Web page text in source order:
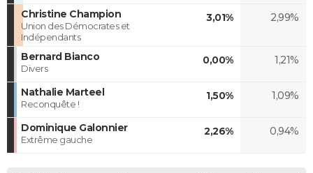
Christine Champion
Union des Démocrates et
Indépendants
3,01% 2,99%
Bernard Bianco
Divers
0,00% 1,21%
Nathalie Marteel
Reconquête !
1,50% 1,09%
Dominique Galonnier
Extrême gauche
2,26% 0,94%